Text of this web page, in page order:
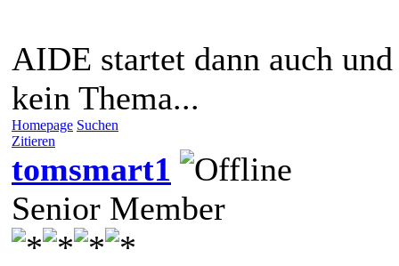
AIDE startet dann auch
kein Thema...
Homepage Suchen
Zitieren
tomsmart1
Senior Member